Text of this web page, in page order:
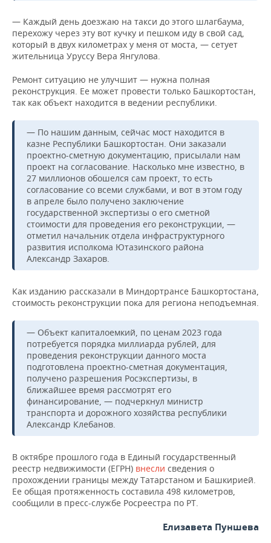
ОПК
ЭНЕРГЕТИКА
УСЛУГИ
МЕДИА
ВЫЕЗДНАЯ РЕДАКЦИЯ
ONLINE-КОНФЕРЕНЦИИ
ОТКРЫТАЯ ЛЕКЦИЯ
НОВОСТИ СПОРТА
ХОККЕЙ
БАСКЕТБОЛ
ВОЛЕЙБОЛ
КИБЕРСПОРТ
ФИГУРНОЕ КАТАНИЕ
ВОДНЫЕ ВИДЫ СПОРТА
ХОККЕЙ С МЯЧОМ
ОБЩЕСТВО
ВЛАСТЬ
ИНФРАСТРУКТУРА
ИСТОРИЯ
КУЛЬТУРА
МЕДИЦИНА
ОБРАЗОВАНИЕ
ПРОИСШЕСТВИЯ
СЮЖЕТЫ
СПРАВОЧНИК
СПИСОК ПЕРСОН
СПИСОК КОМПАНИЙ
ПОЛНАЯ ВЕРСИЯ
— Каждый день доезжаю на такси до этого шлагбаума,
перехожу через эту вот кучку и пешком иду в свой сад,
который в двух километрах у меня от моста, — сетует
жительница Уруссу Вера Янгулова.
Ремонт ситуацию не улучшит — нужна полная
реконструкция. Ее может провести только Башкортостан,
так как объект находится в ведении республики.
— По нашим данным, сейчас мост находится в
казне Республики Башкортостан. Они заказали
проектно-сметную документацию, присылали нам
проект на согласование. Насколько мне известно, в
27 миллионов обошелся сам проект, то есть
согласование со всеми службами, и вот в этом году
в апреле было получено заключение
государственной экспертизы о его сметной
стоимости для проведения его реконструкции, —
отметил начальник отдела инфраструктурного
развития исполкома Ютазинского района
Александр Захаров.
Как изданию рассказали в Миндортрансе Башкортостана,
стоимость реконструкции пока для региона неподъемная.
— Объект капиталоемкий, по ценам 2023 года
потребуется порядка миллиарда рублей, для
проведения реконструкции данного моста
подготовлена проектно-сметная документация,
получено разрешения Росэкспертизы, в
ближайшее время рассмотрят его
финансирование, — подчеркнул министр
транспорта и дорожного хозяйства республики
Александр Клебанов.
В октябре прошлого года в Единый государственный
реестр недвижимости (ЕГРН) внесли сведения о
прохождении границы между Татарстаном и Башкирией.
Ее общая протяженность составила 498 километров,
сообщили в пресс-службе Росреестра по РТ.
Елизавета Пуншева